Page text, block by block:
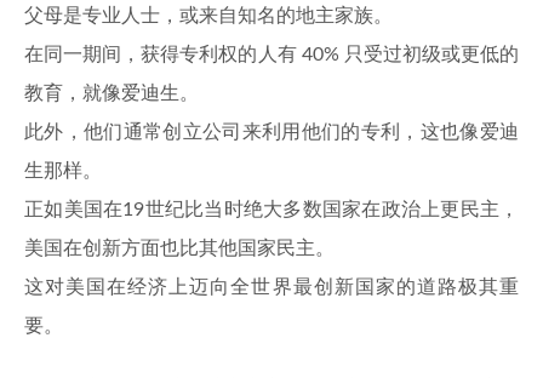
父母是专业人士，或来自知名的地主家族。
在同一期间，获得专利权的人有 40% 只受过初级或更低的
教育，就像爱迪生。
此外，他们通常创立公司来利用他们的专利，这也像爱迪
生那样。
正如美国在19世纪比当时绝大多数国家在政治上更民主，
美国在创新方面也比其他国家民主。
这对美国在经济上迈向全世界最创新国家的道路极其重
要。